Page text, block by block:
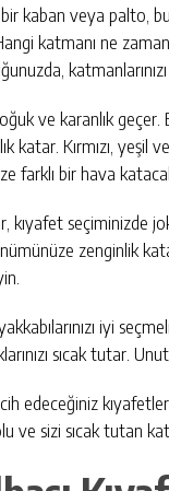
kaban veya palto,
katmanı ne
ve karanlık
katar. Kırmızı, yeşil
farklı bir hava
kıyafet seçiminizde
zenginlik
iyi
sıcak tutar.
edeceğiniz
ve sizi sıcak tutan